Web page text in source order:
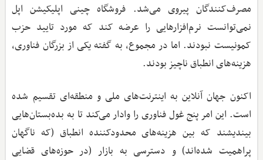
مصرف‌کنندگان پیروی می‌شد. فروشگاه چینی اپلیکیشن اپل
نمی‌توانست نرم‌افزارهایی را عرضه کند که مورد تایید حزب
کمونیست نبودند. اما در مجموع، به گفته یکی از بزرگان فناوری،
هزینه‌های انطباق ناچیز بودند.
اکنون جهان آنلاین به اینترنت‌های ملی و منطقه‌ای تقسیم شده
است. این امر پنج غول فناوری را وادار می‌کند تا به بده‌بستان‌هایی
بیندیشند که بین هزینه‌های محدودکننده انطباق (که ناگهان
پراهمیت‌ شده‌اند) و دسترسی به بازار (در حوزه‌های قضایی